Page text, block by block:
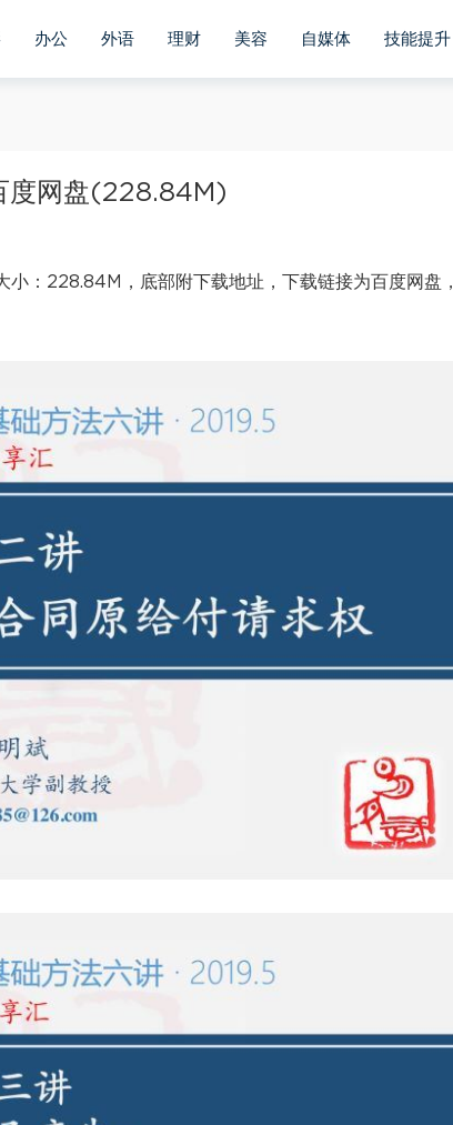
办公 外语 理财 美容 自媒体 技能提升
度网盘(228.84M)
：228.84M，底部附下载地址，下载链接为百度网盘，